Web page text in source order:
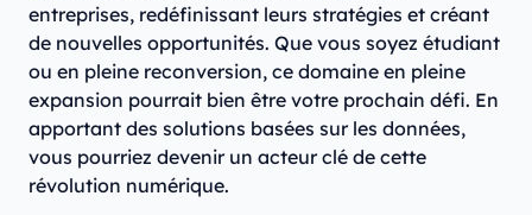
entreprises, redéfinissant leurs stratégies et créant
de nouvelles opportunités. Que vous soyez étudiant
ou en pleine reconversion, ce domaine en pleine
expansion pourrait bien être votre prochain défi. En
apportant des solutions basées sur les données,
vous pourriez devenir un acteur clé de cette
révolution numérique.